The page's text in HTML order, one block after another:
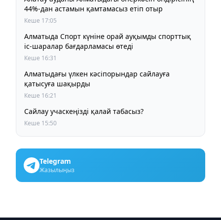
44%-дан астамын қамтамасыз етіп отыр
Кеше 17:05
Алматыда Спорт күніне орай ауқымды спорттық
іс-шаралар бағдарламасы өтеді
Кеше 16:31
Алматыдағы үлкен кәсіпорындар сайлауға
қатысуға шақырды
Кеше 16:21
Сайлау учаскеңізді қалай табасыз?
Кеше 15:50
Telegram
Жазылыңыз